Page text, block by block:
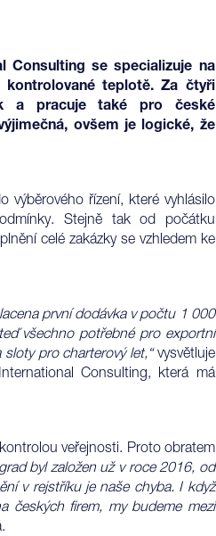
Consulting se specializuje na
kontrolované teplotě. Za čtyři
a pracuje také pro české
ovšem je logické, že
výběrového řízení, které vyhlásilo
Stejně tak od počátku
celé zakázky se vzhledem ke
první dodávka v počtu 1 000
všechno potřebné pro exportní
pro charterový let,“ vysvětluje
Consulting, která má
veřejnosti. Proto obratem
byl založen už v roce 2016, od
v rejstříku je naše chyba. I když
českých firem, my budeme mezi